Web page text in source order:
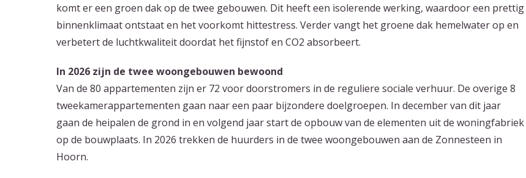
komt er een groen dak op de twee gebouwen. Dit heeft een isolerende werking, waardoor een prettig
binnenklimaat ontstaat en het voorkomt hittestress. Verder vangt het groene dak hemelwater op en
verbetert de luchtkwaliteit doordat het fijnstof en CO2 absorbeert.
In 2026 zijn de twee woongebouwen bewoond
Van de 80 appartementen zijn er 72 voor doorstromers in de reguliere sociale verhuur. De overige 8
tweekamerappartementen gaan naar een paar bijzondere doelgroepen. In december van dit jaar
gaan de heipalen de grond in en volgend jaar start de opbouw van de elementen uit de woningfabriek
op de bouwplaats. In 2026 trekken de huurders in de twee woongebouwen aan de Zonnesteen in
Hoorn.